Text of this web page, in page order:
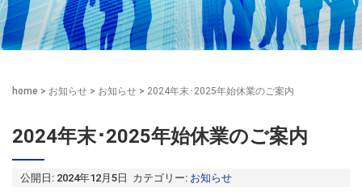
home > お知らせ > お知らせ > 2024年末･2025年始休業のご案内
2024年末･2025年始休業のご案内
公開日: 2024年12月5日 カテゴリー: お知らせ